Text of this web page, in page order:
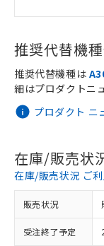
推奨代替機
プロダクト ニ
推奨代替機種は
細はプロダクトニ
在庫/販売状
在庫/販売状況 ご
販売状況
受注終了予定